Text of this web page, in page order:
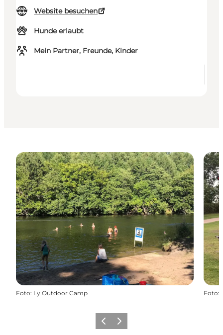
Website besuchen
Hunde erlaubt
Mein Partner, Freunde, Kinder
Foto: Ly Outdoor Camp Foto:
ZurückWeiter